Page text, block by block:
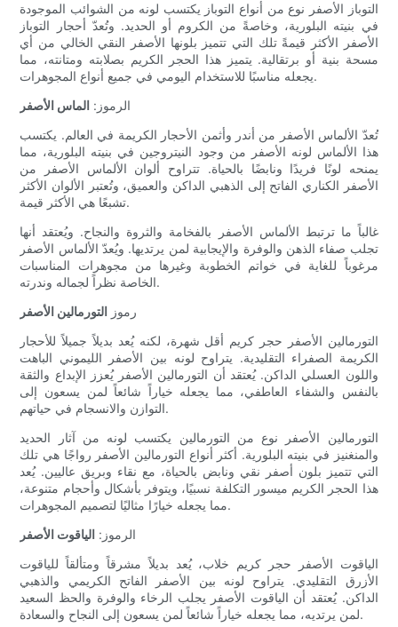
التوباز الأصفر نوع من أنواع التوباز يكتسب لونه من الشوائب الموجودة
في بنيته البلورية، وخاصةً من الكروم أو الحديد. وتُعدّ أحجار التوباز
الأصفر الأكثر قيمةً تلك التي تتميز بلونها الأصفر النقي الخالي من أي
مسحة بنية أو برتقالية. يتميز هذا الحجر الكريم بصلابته ومتانته، مما
يجعله مناسبًا للاستخدام اليومي في جميع أنواع المجوهرات.
الرموز: الماس الأصفر
تُعدّ الألماس الأصفر من أندر وأثمن الأحجار الكريمة في العالم. يكتسب
هذا الألماس لونه الأصفر من وجود النيتروجين في بنيته البلورية، مما
يمنحه لونًا فريدًا ونابضًا بالحياة. تتراوح ألوان الألماس الأصفر من
الأصفر الكناري الفاتح إلى الذهبي الداكن والعميق، وتُعتبر الألوان الأكثر
تشبعًا هي الأكثر قيمة.
غالباً ما ترتبط الألماس الأصفر بالفخامة والثروة والنجاح. ويُعتقد أنها
تجلب صفاء الذهن والوفرة والإيجابية لمن يرتديها. ويُعدّ الألماس الأصفر
مرغوباً للغاية في خواتم الخطوبة وغيرها من مجوهرات المناسبات
الخاصة نظراً لجماله وندرته.
رموز التورمالين الأصفر
التورمالين الأصفر حجر كريم أقل شهرة، لكنه يُعد بديلاً جميلاً للأحجار
الكريمة الصفراء التقليدية. يتراوح لونه بين الأصفر الليموني الباهت
واللون العسلي الداكن. يُعتقد أن التورمالين الأصفر يُعزز الإبداع والثقة
بالنفس والشفاء العاطفي، مما يجعله خياراً شائعاً لمن يسعون إلى
التوازن والانسجام في حياتهم.
التورمالين الأصفر نوع من التورمالين يكتسب لونه من آثار الحديد
والمنغنيز في بنيته البلورية. أكثر أنواع التورمالين الأصفر رواجًا هي تلك
التي تتميز بلون أصفر نقي ونابض بالحياة، مع نقاء وبريق عاليين. يُعد
هذا الحجر الكريم ميسور التكلفة نسبيًا، ويتوفر بأشكال وأحجام متنوعة،
مما يجعله خيارًا مثاليًا لتصميم المجوهرات.
الرموز: الياقوت الأصفر
الياقوت الأصفر حجر كريم خلاب، يُعد بديلاً مشرقاً ومتألقاً للياقوت
الأزرق التقليدي. يتراوح لونه بين الأصفر الفاتح الكريمي والذهبي
الداكن. يُعتقد أن الياقوت الأصفر يجلب الرخاء والوفرة والحظ السعيد
لمن يرتديه، مما يجعله خياراً شائعاً لمن يسعون إلى النجاح والسعادة.